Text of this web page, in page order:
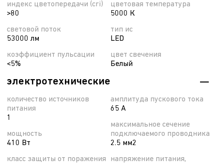
индекс цветопередачи (cri)
>80
световой поток
53000 лм
коэффициент пульсации
<5%
цветовая температура
5000 К
тип ис
LED
цвет свечения
Белый
электротехнические
количество источников
питания
1
мощность
410 Вт
класс защиты от поражения
амплитуда пускового тока
65 А
максимальное сечение
подключаемого проводника
2.5 мм2
напряжение питания,